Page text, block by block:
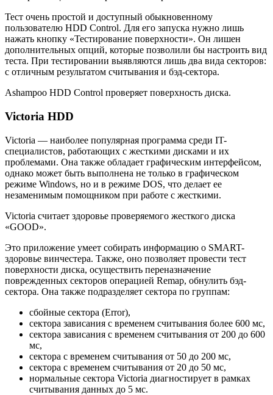
Тест очень простой и доступный обыкновенному
пользователю HDD Control. Для его запуска нужно лишь
нажать кнопку «Тестирование поверхности». Он лишен
дополнительных опций, которые позволили бы настроить вид
теста. При тестировании выявляются лишь два вида секторов:
с отличным результатом считывания и бэд-сектора.
Ashampoo HDD Control проверяет поверхность диска.
Victoria HDD
Victoria — наиболее популярная программа среди IT-
специалистов, работающих с жесткими дисками и их
проблемами. Она также обладает графическим интерфейсом,
однако может быть выполнена не только в графическом
режиме Windows, но и в режиме DOS, что делает ее
незаменимым помощником при работе с жесткими.
Victoria считает здоровье проверяемого жесткого диска
«GOOD».
Это приложение умеет собирать информацию о SMART-
здоровье винчестера. Также, оно позволяет провести тест
поверхности диска, осуществить переназначение
поврежденных секторов операцией Remap, обнулить бэд-
сектора. Она также подразделяет сектора по группам:
сбойные сектора (Error),
сектора зависания с временем считывания более 600 мс,
сектора зависания с временем считывания от 200 до 600
мс,
сектора с временем считывания от 50 до 200 мс,
сектора с временем считывания от 20 до 50 мс,
нормальные сектора Victoria диагностирует в рамках
считывания данных до 5 мс.